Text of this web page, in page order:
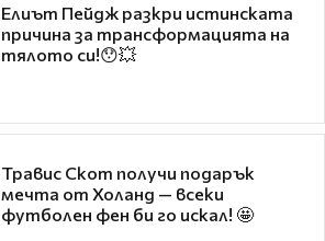
Елиът Пейдж разкри истинската
причина за трансформацията на
тялото си!😯💥
Травис Скот получи подарък
мечта от Холанд — всеки
футболен фен би го искал! 🤩